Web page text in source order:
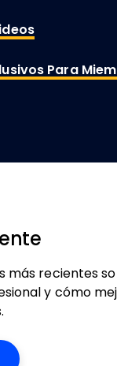
Para
más recientes
y cómo